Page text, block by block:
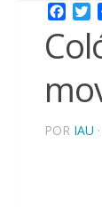
POR IAU